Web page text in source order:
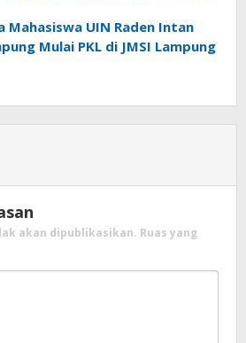
Dimulai dari Desa
Mahasiswa UIN Raden Intan
Mulai PKL di JMSI Lampung
akan dipublikasikan. Ruas yang